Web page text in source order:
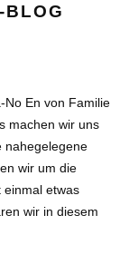
No En von Familie
machen wir uns
nahegelegene
wir um die
einmal etwas
wir in diesem